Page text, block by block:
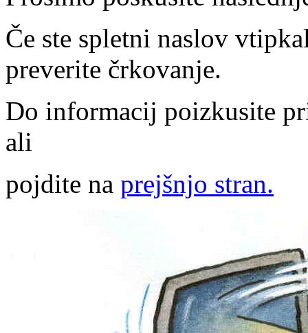
Če ste spletni naslov
preverite črkovanje.
Do informacij poizkusite
ali
pojdite na prejšnjo stran.